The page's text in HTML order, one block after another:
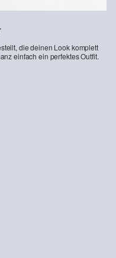
die deinen Look komplett
einfach ein perfektes Outfit.